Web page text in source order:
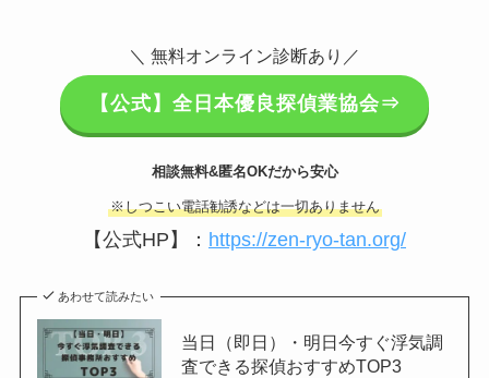
＼ 無料オンライン診断あり／
【公式】全日本優良探偵業協会⇒
相談無料&匿名OKだから安心
※しつこい電話勧誘などは一切ありません
【公式HP】： https://zen-ryo-tan.org/
あわせて読みたい
当日（即日）・明日今すぐ浮気調
査できる探偵おすすめTOP3